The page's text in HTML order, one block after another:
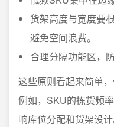
货架高度与宽度要
避免空间浪费。
合理分隔功能区，
这些原则看起来简单
例如，SKU的拣货频
响库位分配和货架设